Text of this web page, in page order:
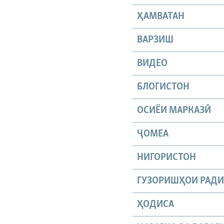
ҲАМВАТАН
ВАРЗИШ
ВИДЕО
БЛОГИСТОН
ОСИЁИ МАРКАЗӢ
ҶОМEА
НИГОРИСТОН
ГУЗОРИШҲОИ
ҲОДИСА